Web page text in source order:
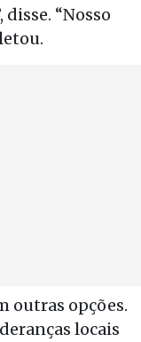
“Nosso
outras opções.
locais